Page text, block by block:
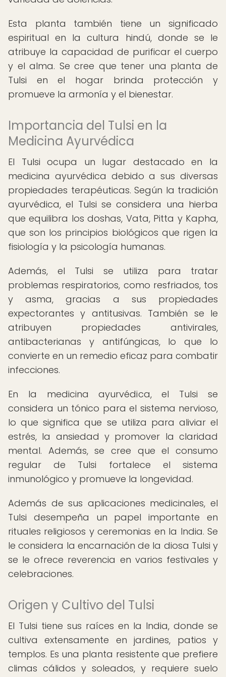
Esta planta también tiene un significado
espiritual en la cultura hindú, donde se le
atribuye la capacidad de purificar el cuerpo
y el alma. Se cree que tener una planta de
Tulsi en el hogar brinda protección y
promueve la armonía y el bienestar.
Importancia del Tulsi en la
Medicina Ayurvédica
El Tulsi ocupa un lugar destacado en la
medicina ayurvédica debido a sus diversas
propiedades terapéuticas. Según la tradición
ayurvédica, el Tulsi se considera una hierba
que equilibra los doshas, Vata, Pitta y Kapha,
que son los principios biológicos que rigen la
fisiología y la psicología humanas.
Además, el Tulsi se utiliza para tratar
problemas respiratorios, como resfriados, tos
y asma, gracias a sus propiedades
expectorantes y antitusivas. También se le
atribuyen propiedades antivirales,
antibacterianas y antifúngicas, lo que lo
convierte en un remedio eficaz para combatir
infecciones.
En la medicina ayurvédica, el Tulsi se
considera un tónico para el sistema nervioso,
lo que significa que se utiliza para aliviar el
estrés, la ansiedad y promover la claridad
mental. Además, se cree que el consumo
regular de Tulsi fortalece el sistema
inmunológico y promueve la longevidad.
Además de sus aplicaciones medicinales, el
Tulsi desempeña un papel importante en
rituales religiosos y ceremonias en la India. Se
le considera la encarnación de la diosa Tulsi y
se le ofrece reverencia en varios festivales y
celebraciones.
Origen y Cultivo del Tulsi
El Tulsi tiene sus raíces en la India, donde se
cultiva extensamente en jardines, patios y
templos. Es una planta resistente que prefiere
climas cálidos y soleados, y requiere suelo